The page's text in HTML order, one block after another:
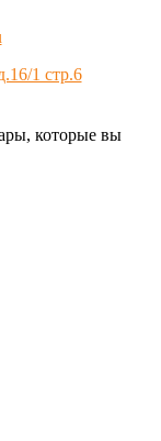
1 стр.6
которые вы